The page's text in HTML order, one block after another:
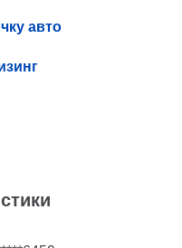
авто